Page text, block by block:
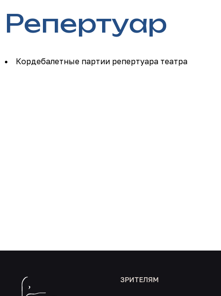
Репертуар
Кордебалетные партии репертуара театра
ЗРИТЕЛЯМ